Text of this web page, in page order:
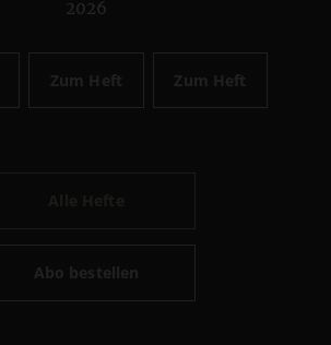
2026
Zum Heft Zum Heft
Abo bestellen